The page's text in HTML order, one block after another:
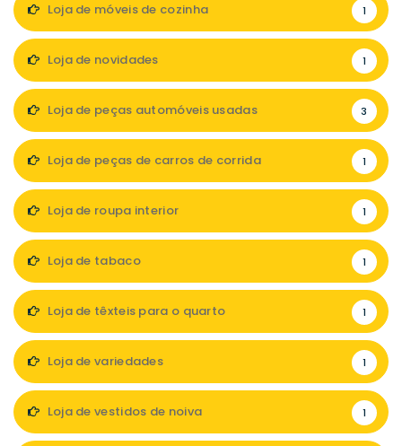
Loja de móveis de cozinha 1
Loja de novidades 1
Loja de peças automóveis usadas 3
Loja de peças de carros de corrida 1
Loja de roupa interior 1
Loja de tabaco 1
Loja de têxteis para o quarto 1
Loja de variedades 1
Loja de vestidos de noiva 1